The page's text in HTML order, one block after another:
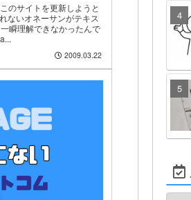
のサイトを更新しようと
ないオネーサンがテキス
瞬理解できなかったんで
2009.03.22